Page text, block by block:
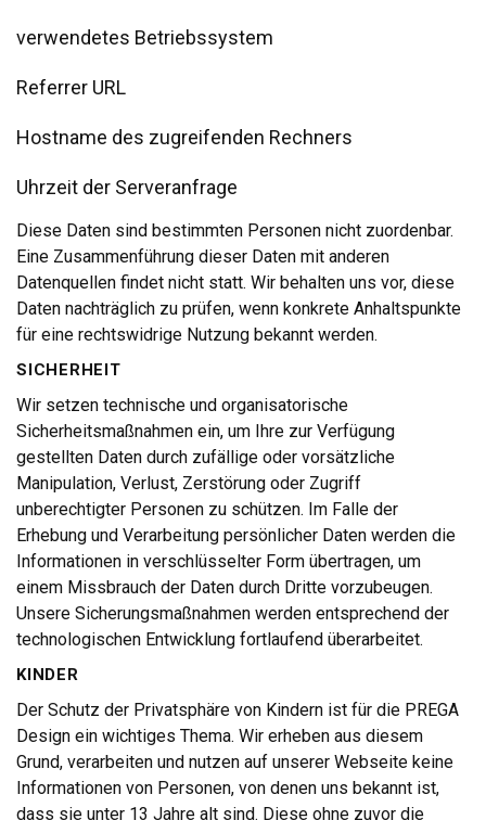
verwendetes Betriebssystem
Referrer URL
Hostname des zugreifenden Rechners
Uhrzeit der Serveranfrage
Diese Daten sind bestimmten Personen nicht zuordenbar.
Eine Zusammenführung dieser Daten mit anderen
Datenquellen findet nicht statt. Wir behalten uns vor, diese
Daten nachträglich zu prüfen, wenn konkrete Anhaltspunkte
für eine rechtswidrige Nutzung bekannt werden.
SICHERHEIT
Wir setzen technische und organisatorische
Sicherheitsmaßnahmen ein, um Ihre zur Verfügung
gestellten Daten durch zufällige oder vorsätzliche
Manipulation, Verlust, Zerstörung oder Zugriff
unberechtigter Personen zu schützen. Im Falle der
Erhebung und Verarbeitung persönlicher Daten werden die
Informationen in verschlüsselter Form übertragen, um
einem Missbrauch der Daten durch Dritte vorzubeugen.
Unsere Sicherungsmaßnahmen werden entsprechend der
technologischen Entwicklung fortlaufend überarbeitet.
KINDER
Der Schutz der Privatsphäre von Kindern ist für die PREGA
Design ein wichtiges Thema. Wir erheben aus diesem
Grund, verarbeiten und nutzen auf unserer Webseite keine
Informationen von Personen, von denen uns bekannt ist,
dass sie unter 13 Jahre alt sind. Diese ohne zuvor die